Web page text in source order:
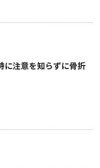
注意を知らずに骨折